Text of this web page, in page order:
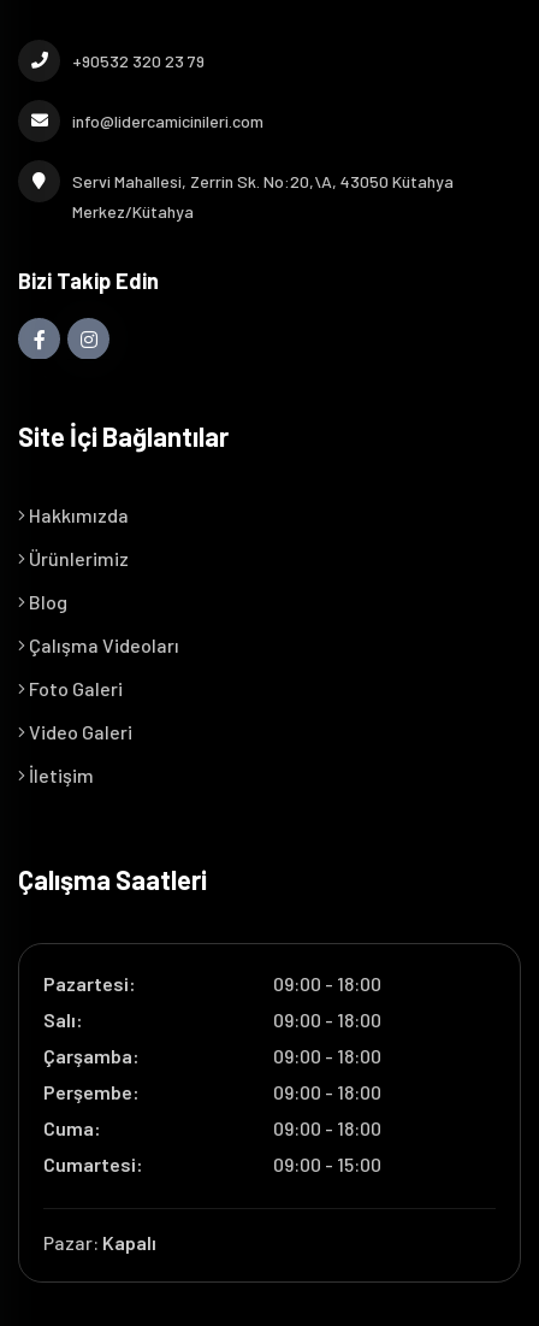
+90532 320 23 79
info@lidercamicinileri.com
Servi Mahallesi, Zerrin Sk. No:20,\A, 43050 Kütahya
Merkez/Kütahya
Bizi Takip Edin
Site İçi Bağlantılar
Hakkımızda
Ürünlerimiz
Blog
Çalışma Videoları
Foto Galeri
Video Galeri
İletişim
Çalışma Saatleri
Pazartesi:
09:00 - 18:00
Salı:
09:00 - 18:00
Çarşamba:
09:00 - 18:00
Perşembe:
09:00 - 18:00
Cuma:
09:00 - 18:00
Cumartesi:
09:00 - 15:00
Pazar: Kapalı